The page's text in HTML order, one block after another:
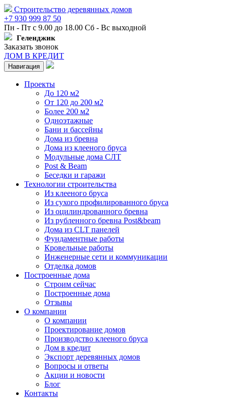
Строительство деревянных домов
+7 930 999 87 50
Пн - Пт с 9.00 до 18.00 Сб - Вс выходной
Геленджик
Заказать звонок
ДОМ В КРЕДИТ
Навигация
Проекты
До 120 м2
От 120 до 200 м2
Более 200 м2
Одноэтажные
Бани и бассейны
Дома из бревна
Дома из клееного бруса
Модульные дома СЛТ
Post & Beam
Беседки и гаражи
Технологии строительства
Из клееного бруса
Из сухого профилированного бруса
Из оцилиндрованного бревна
Из рубленного бревна Post&beam
Дома из CLT панелей
Фундаментные работы
Кровельные работы
Инженерные сети и коммуникации
Отделка домов
Построенные дома
Строим сейчас
Построенные дома
Отзывы
О компании
О компании
Проектирование домов
Производство клееного бруса
Дом в кредит
Экспорт деревянных домов
Вопросы и ответы
Акции и новости
Блог
Контакты